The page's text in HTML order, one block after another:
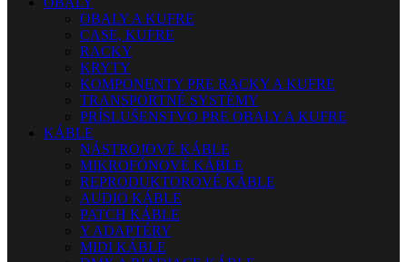
OBALY A KUFRE
CASE, KUFRE
RACKY
KRYTY
KOMPONENTY PRE RACKY A KUFRE
TRANSPORTNÉ SYSTÉMY
PRÍSLUŠENSTVO PRE OBALY A KUFRE
KÁBLE
NÁSTROJOVÉ KÁBLE
MIKROFÓNOVÉ KÁBLE
REPRODUKTOROVÉ KÁBLE
AUDIO KÁBLE
PATCH KÁBLE
Y ADAPTÉRY
MIDI KÁBLE